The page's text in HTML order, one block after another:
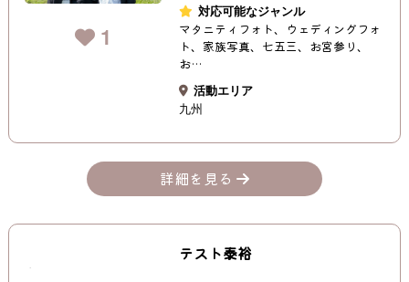
1
対応可能なジャンル
マタニティフォト、ウェディングフォ
ト、家族写真、七五三、お宮参り、
お…
活動エリア
九州
詳細を見る
テスト泰裕